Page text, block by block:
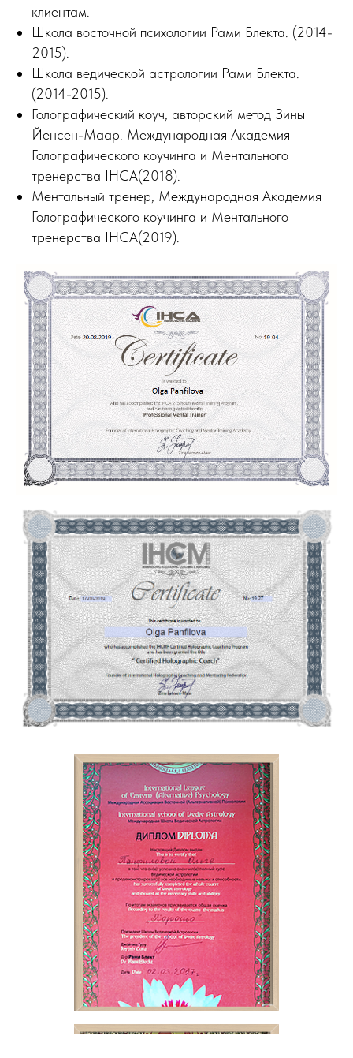
клиентам.
Школа восточной психологии Рами Блекта. (2014-
2015).
Школа ведической астрологии Рами Блекта.
(2014-2015).
Голографический коуч, авторский метод Зины
Йенсен-Маар. Международная Академия
Голографического коучинга и Ментального
тренерства IHCA(2018).
Ментальный тренер, Международная Академия
Голографического коучинга и Ментального
тренерства IHCA(2019).